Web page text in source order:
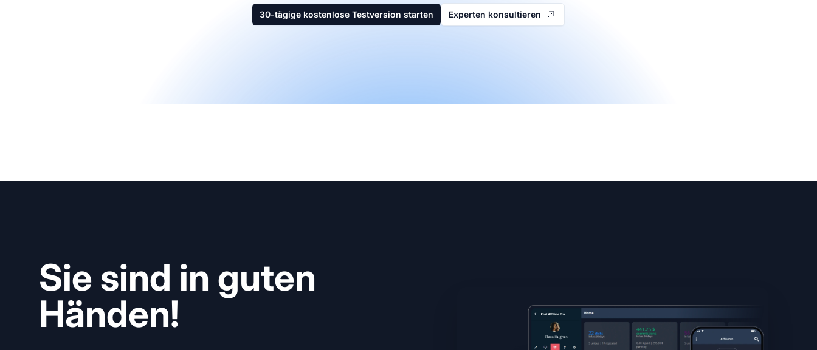
30-tägige kostenlose Testversion starten Experten konsultieren
Sie sind in guten
Händen!